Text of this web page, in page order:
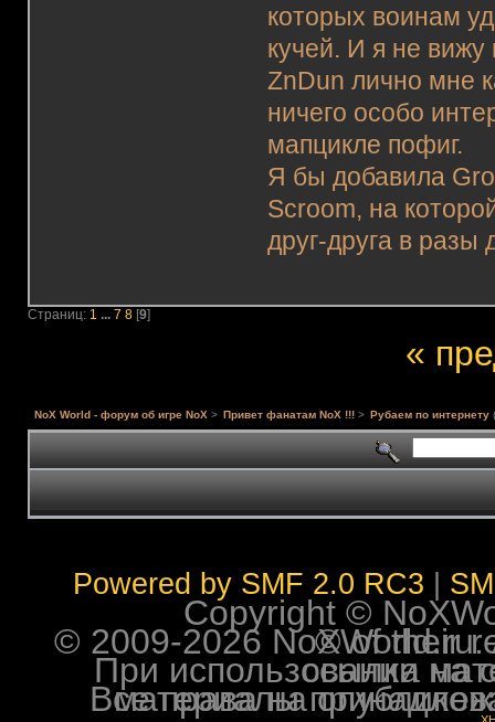
которых воинам
кучей. И я не
ZnDun лично мне
ничего особо
мапцикле пофиг.
Я бы добавила
Scroom, на
друг-друга в
Страниц: 1 ... 7 8[9]
«
NoX World - форум об игре NoX > Привет фанатам NoX !!! > Рубаем по интернету
Powered by SMF 2.0 RC3
Copyright ©
© 2009-2026 NoXWorld.ru. All
При использовании
Все права на опубликованные на форуме